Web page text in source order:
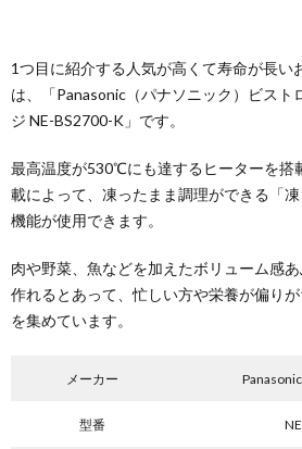
1つ目に紹介する人気が高くて寿命が長い
は、「Panasonic（パナソニック）ビスト
ジ NE-BS2700-K」です。
最高温度が530℃にも達するヒーターを搭
載によって、凍ったまま調理ができる「
機能が使用できます。
肉や野菜、魚などを加えたボリューム感
作れるとあって、忙しい方や栄養が偏り
を集めています。
メーカー
型番